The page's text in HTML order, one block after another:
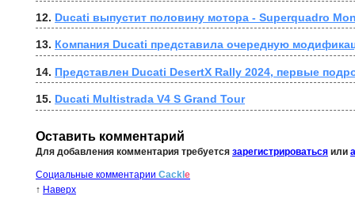
12. Ducati выпустит половину мотора - Superquadro
13. Компания Ducati представила очередную
14. Представлен Ducati DesertX Rally 2024, первые
15. Ducati Multistrada V4 S Grand Tour
Оставить комментарий
Для добавления комментария требуется зарегистрироваться или
Социальные комментарии Cackl e
↑ Наверх